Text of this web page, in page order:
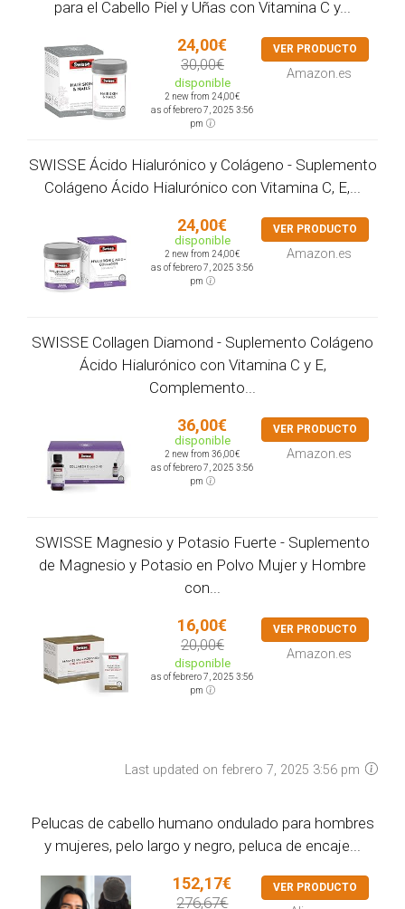
para el Cabello Piel y Uñas con Vitamina C y...
24,00€
30,00€
disponible
2 new from 24,00€
as of febrero 7, 2025 3:56
pm
VER PRODUCTO
Amazon.es
SWISSE Ácido Hialurónico y Colágeno - Suplemento
Colágeno Ácido Hialurónico con Vitamina C, E,...
24,00€
disponible
2 new from 24,00€
as of febrero 7, 2025 3:56
pm
VER PRODUCTO
Amazon.es
SWISSE Collagen Diamond - Suplemento Colágeno
Ácido Hialurónico con Vitamina C y E,
Complemento...
36,00€
disponible
2 new from 36,00€
as of febrero 7, 2025 3:56
pm
VER PRODUCTO
Amazon.es
SWISSE Magnesio y Potasio Fuerte - Suplemento
de Magnesio y Potasio en Polvo Mujer y Hombre
con...
16,00€
20,00€
disponible
as of febrero 7, 2025 3:56
pm
VER PRODUCTO
Amazon.es
Last updated on febrero 7, 2025 3:56 pm
Pelucas de cabello humano ondulado para hombres
y mujeres, pelo largo y negro, peluca de encaje...
152,17€
276,67€
VER PRODUCTO